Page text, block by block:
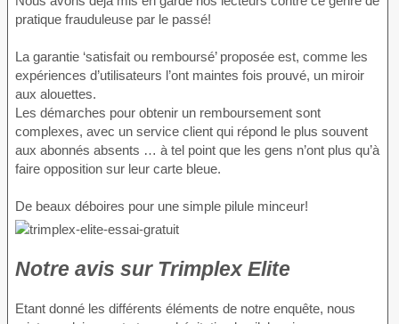
pratique frauduleuse par le passé!
La garantie ‘satisfait ou remboursé’ proposée est, comme les
expériences d’utilisateurs l’ont maintes fois prouvé, un miroir
aux alouettes.
Les démarches pour obtenir un remboursement sont
complexes, avec un service client qui répond le plus souvent
aux abonnés absents … à tel point que les gens n’ont plus qu’à
faire opposition sur leur carte bleue.
De beaux déboires pour une simple pilule minceur!
Notre avis sur Trimplex Elite
Etant donné les différents éléments de notre enquête, nous